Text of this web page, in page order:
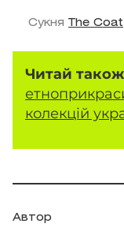
Сукня The Coat
Читай
колекцій
Автор